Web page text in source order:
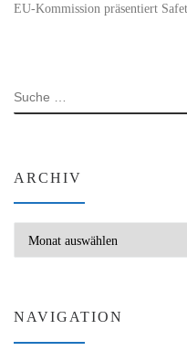
EU-Kommission präsentiert
SUCHE
ARCHIV
NAVIGATION